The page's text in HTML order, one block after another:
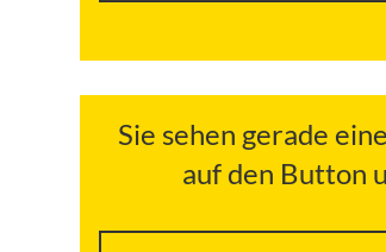
Sie sehen gerade
auf den Button